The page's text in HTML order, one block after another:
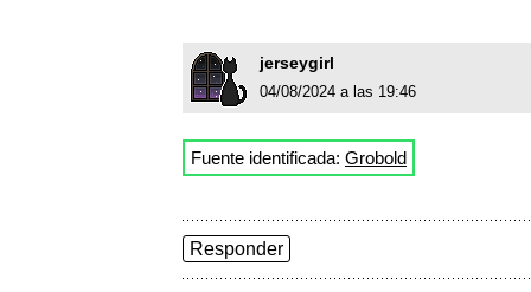
jerseygirl
04/08/2024 a las 19:46
Fuente identificada: Grobold
Responder